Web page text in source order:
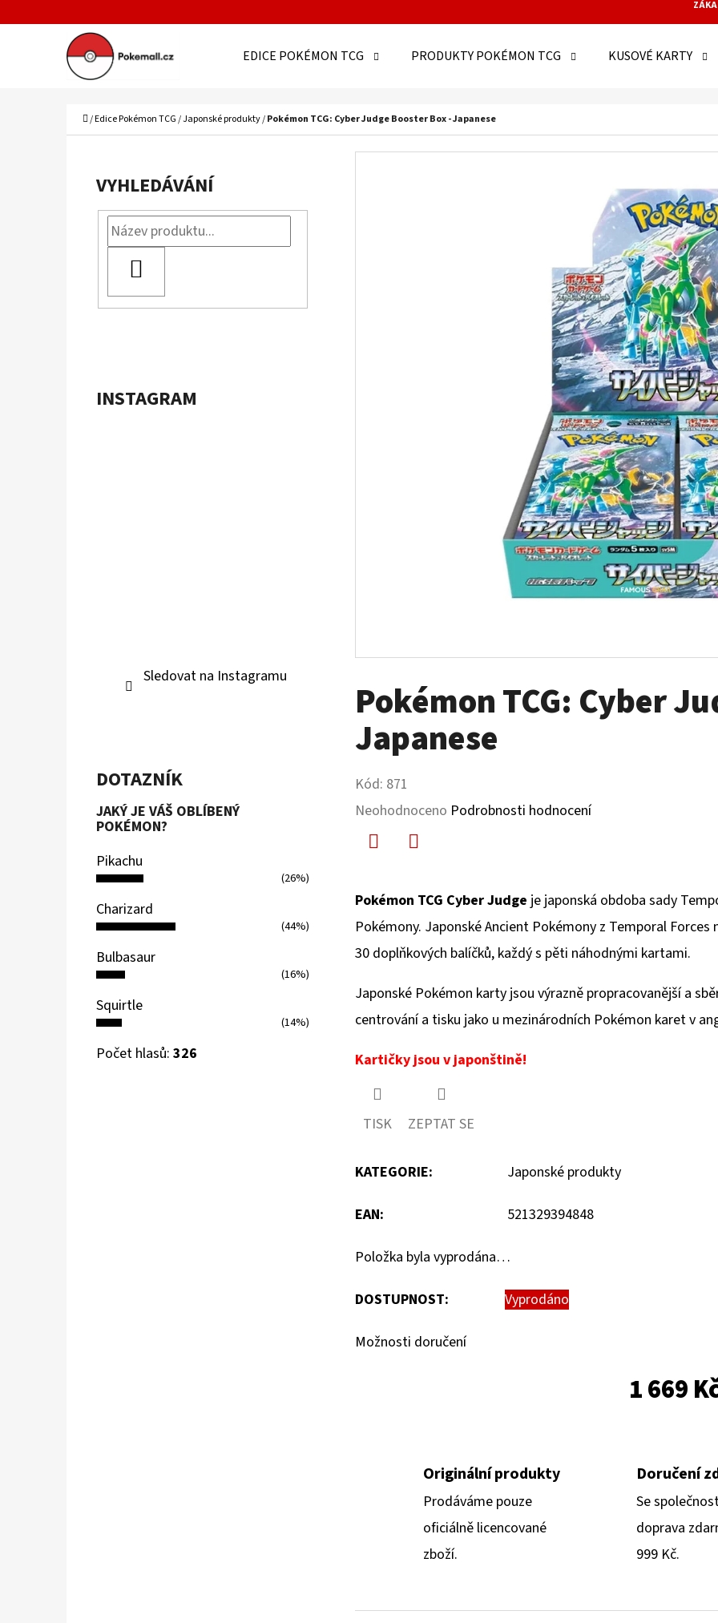
EDICE POKÉMON TCG PRODUKTY POKÉMON TCG KUSOVÉ KARTY
Domů
/Edice Pokémon TCG/Japonské produkty/Pokémon TCG: Cyber Judge Booster Box - Japanese
VYHLEDÁVÁNÍ
INSTAGRAM
Sledovat na Instagramu
DOTAZNÍK
JAKÝ JE VÁŠ OBLÍBENÝ
POKÉMON?
Pikachu
(26%)
Charizard
(44%)
Bulbasaur
(16%)
Squirtle
(14%)
Počet hlasů: 326
Pokémon TCG: Cyber
Japanese
Kód: 871
Průměrné
hodnocení
hvězdiček.
Neohodnoceno Podrobnosti hodnocení
Pokémon TCG Cyber Judge je japonská obdoba sady
Pokémony. Japonské Ancient Pokémony z Temporal
30 doplňkových balíčků, každý s pěti náhodnými kartami.
Japonské Pokémon karty jsou výrazně propracovanější a
centrování a tisku jako u mezinárodních Pokémon karet v
Kartičky jsou v japonštině!
TISK ZEPTAT SE
KATEGORIE: Japonské produkty
EAN: 521329394848
Položka byla vyprodána…
DOSTUPNOST: Vyprodáno
Možnosti doručení
1 669
Originální produkty
Prodáváme pouze
oficiálně licencované
zboží.
Doručení
Se
doprava
999 Kč.
Zpět
do
obchodu
Zpět
do
obchodu
POKÉMON TCG: ME05 PITCH BLACK - ELITE
POKÉMON TCG:
449 Kč